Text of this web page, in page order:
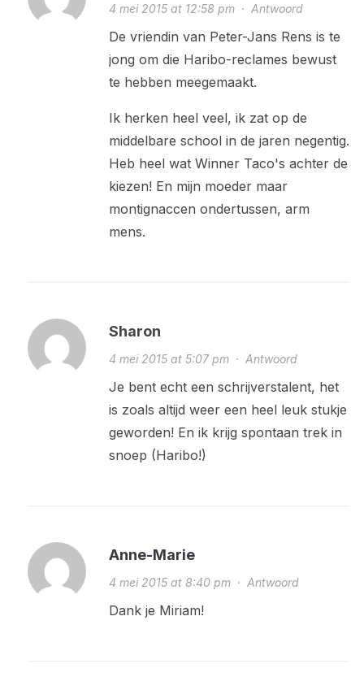
4 mei 2015 at 12:58 pm· Antwoord
De vriendin van Peter-Jans Rens is te
jong om die Haribo-reclames bewust
te hebben meegemaakt.
Ik herken heel veel, ik zat op de
middelbare school in de jaren negentig.
Heb heel wat Winner Taco's achter de
kiezen! En mijn moeder maar
montignaccen ondertussen, arm
mens.
Sharon
4 mei 2015 at 5:07 pm· Antwoord
Je bent echt een schrijverstalent, het
is zoals altijd weer een heel leuk stukje
geworden! En ik krijg spontaan trek in
snoep (Haribo!)
Anne-Marie
4 mei 2015 at 8:40 pm· Antwoord
Dank je Miriam!